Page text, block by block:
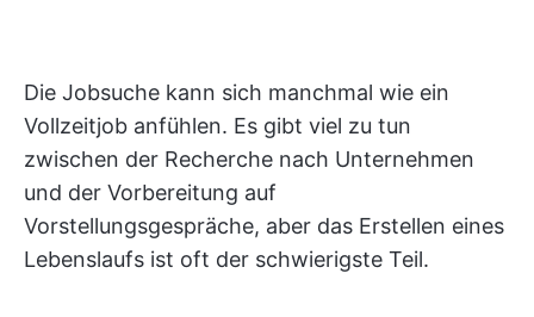
Die Jobsuche kann sich manchmal wie ein
Vollzeitjob anfühlen. Es gibt viel zu tun
zwischen der Recherche nach Unternehmen
und der Vorbereitung auf
Vorstellungsgespräche, aber das Erstellen eines
Lebenslaufs ist oft der schwierigste Teil.